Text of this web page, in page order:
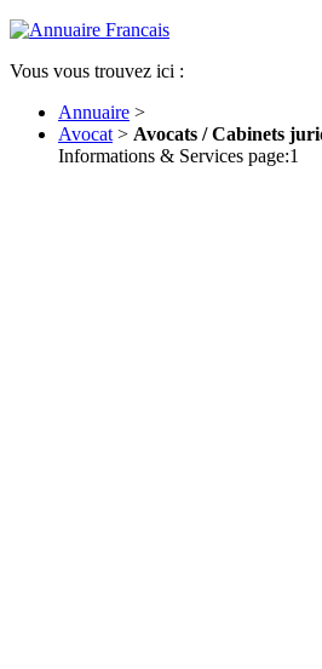
Vous vous trouvez ici :
Annuaire >
Avocat > Avocats / Cabinets
Informations & Services page:1